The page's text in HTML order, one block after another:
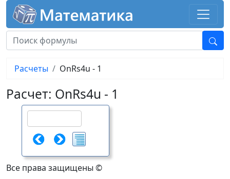
Расчеты OnRs4u - 1
Расчет: OnRs4u - 1
Все права защищены ©